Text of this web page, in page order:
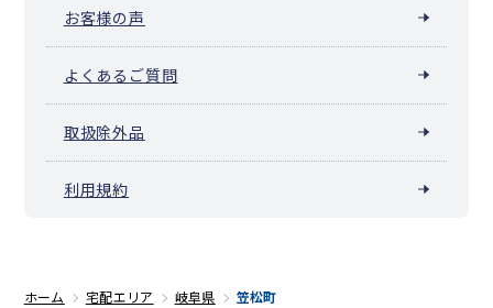
お客様の声
よくあるご質問
取扱除外品
利用規約
ホーム 宅配エリア 岐阜県 笠松町